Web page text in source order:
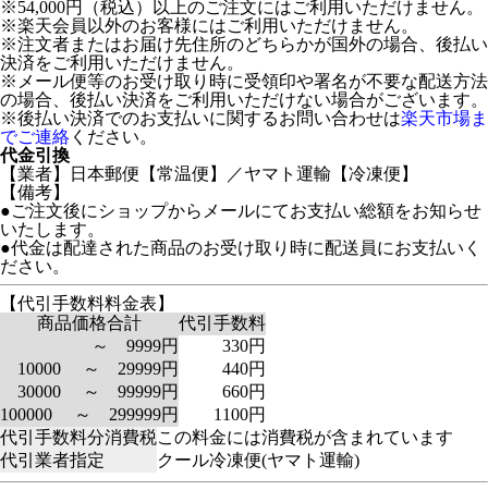
※54,000円（税込）以上のご注文にはご利用いただけません。
※楽天会員以外のお客様にはご利用いただけません。
※注文者またはお届け先住所のどちらかが国外の場合、後払い
決済をご利用いただけません。
※メール便等のお受け取り時に受領印や署名が不要な配送方法
の場合、後払い決済をご利用いただけない場合がございます。
※後払い決済でのお支払いに関するお問い合わせは楽天市場ま
でご連絡 ください。
代金引換
【業者】日本郵便【常温便】／ヤマト運輸【冷凍便】
【備考】
●ご注文後にショップからメールにてお支払い総額をお知らせ
いたします。
●代金は配達された商品のお受け取り時に配送員にお支払いく
ださい。
【代引手数料料金表】
商品価格合計
代引手数料
～ 9999円
330円
10000 ～ 29999円
440円
30000 ～ 99999円
660円
100000 ～ 299999円
1100円
代引手数料分消費税この料金には消費税が含まれています
代引業者指定
クール冷凍便(ヤマト運輸)